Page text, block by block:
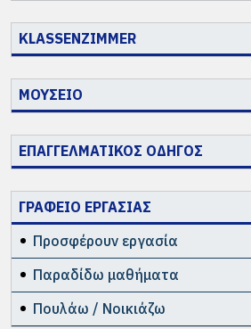
KLASSENZIMMER
ΜΟΥΣΕΙΟ
ΕΠΑΓΓΕΛΜΑΤΙΚΟΣ ΟΔΗΓΟΣ
ΓΡΑΦΕΙΟ ΕΡΓΑΣΙΑΣ
Προσφέρουν εργασία
Παραδίδω μαθήματα
Πουλάω / Νοικιάζω